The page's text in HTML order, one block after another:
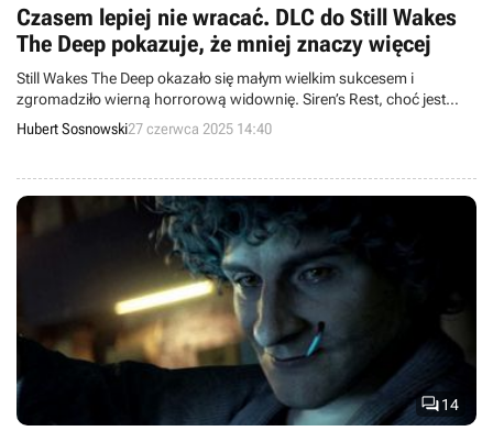
Czasem lepiej nie wracać. DLC do Still Wakes
The Deep pokazuje, że mniej znaczy więcej
Still Wakes The Deep okazało się małym wielkim sukcesem i
zgromadziło wierną horrorową widownię. Siren’s Rest, choć jest
solidnym DLC, pokazuje, że pewnych rzeczy nie warto
rozbudowywać, bo tracą część swojego czaru.
Hubert Sosnowski27 czerwca 2025 14:40
14